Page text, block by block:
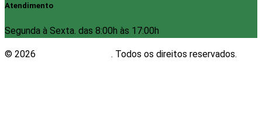
Atendimento
Segunda à Sexta. das 8:00h às 17:00h
© 2026 . Todos os direitos reservados.